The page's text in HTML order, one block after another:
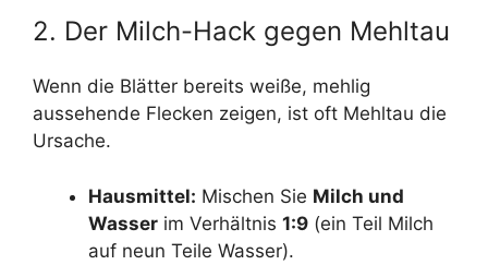
2. Der Milch-Hack gegen Mehltau
Wenn die Blätter bereits weiße, mehlig
aussehende Flecken zeigen, ist oft Mehltau die
Ursache.
Hausmittel: Mischen Sie Milch und
Wasser im Verhältnis 1:9 (ein Teil Milch
auf neun Teile Wasser).